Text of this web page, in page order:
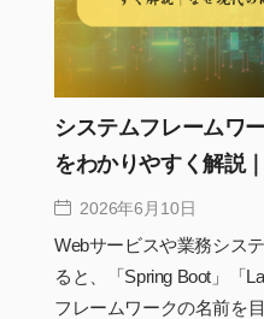
さえておきたいシステム
もわかりやすく整理して
システムフレームワ
をわかりやすく解説
せないのか
2026年6月10日
Webサービスや業務シス
ると、「Spring Boot」「
フレームワークの名前を